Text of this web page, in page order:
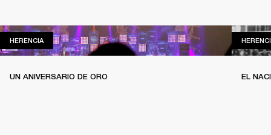
HERENCIAHERENCIA
UN ANIVERSARIO DE ORO EL